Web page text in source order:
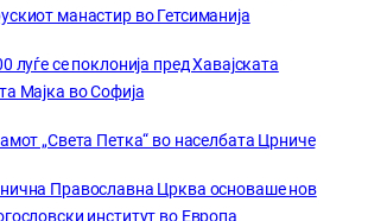
манастир во Гетсиманија
луѓе се поклонија пред Хавајската
Мајка во Софија
„Света Петка“ во населбата Црниче
Православна Црква основаше нов
институт во Европа